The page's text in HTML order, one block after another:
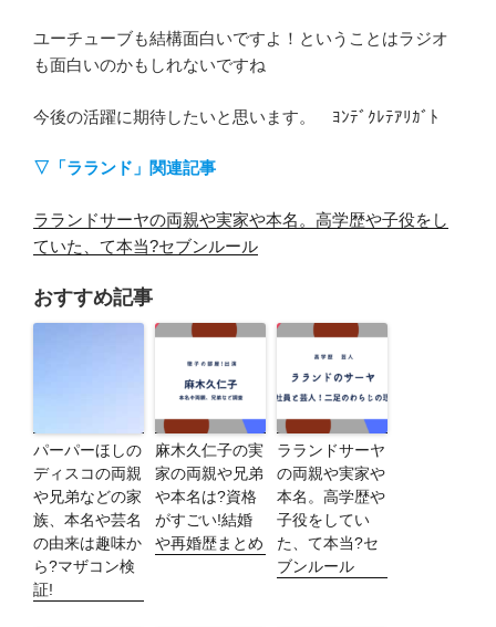
ユーチューブも結構面白いですよ！ということはラジオ
も面白いのかもしれないですね
今後の活躍に期待したいと思います。 ﾖﾝﾃﾞｸﾚﾃｱﾘｶﾞﾄ
▽「ラランド」関連記事
ラランドサーヤの両親や実家や本名。高学歴や子役をし
ていた、て本当?セブンルール
おすすめ記事
パーパーほしの
ディスコの両親
や兄弟などの家
族、本名や芸名
の由来は趣味か
ら?マザコン検
証!
麻木久仁子の実
家の両親や兄弟
や本名は?資格
がすごい!結婚
や再婚歴まとめ
ラランドサーヤ
の両親や実家や
本名。高学歴や
子役をしてい
た、て本当?セ
ブンルール